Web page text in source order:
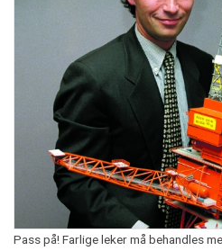
Pass på! Farlige leker må behandles